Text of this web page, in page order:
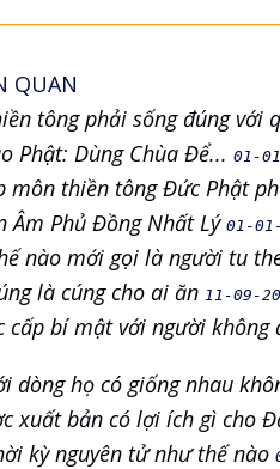
QUAN
tông phải sống đúng với
Phật: Dùng Chùa Để... 01-
môn thiền tông Đức Phật
Âm Phủ Đồng Nhất Lý 01-
nào mới gọi là người tu
là cúng cho ai ăn 11-09-
cấp bí mật với người
dòng họ có giống nhau
xuất bản có lợi ích gì cho
kỳ nguyên tử như thế nào